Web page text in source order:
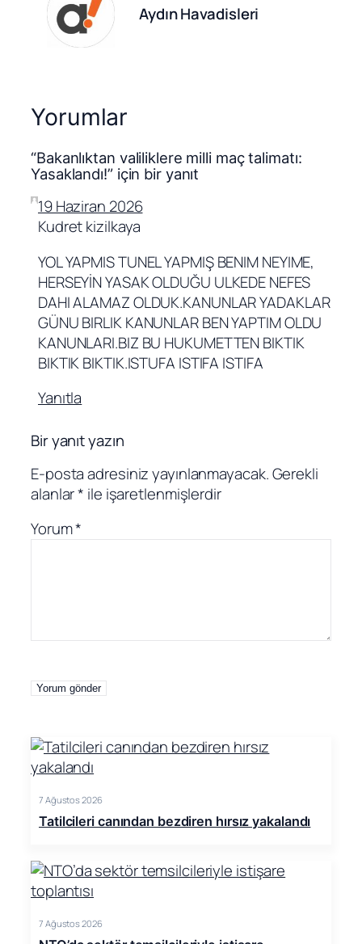
Aydın Havadisleri
Yorumlar
“Bakanlıktan valiliklere milli maç talimatı:
Yasaklandı!” için bir yanıt
19 Haziran 2026
Kudret kizilkaya
YOL YAPMIS TUNEL YAPMIŞ BENIM NEYIME,
HERSEYİN YASAK OLDUĞU ULKEDE NEFES
DAHI ALAMAZ OLDUK.KANUNLAR YADAKLAR
GÜNU BIRLIK KANUNLAR BEN YAPTIM OLDU
KANUNLARI.BIZ BU HUKUMETTEN BIKTIK
BIKTIK BIKTIK.ISTUFA ISTIFA ISTIFA
Yanıtla
Bir yanıt yazın
E-posta adresiniz yayınlanmayacak.Gerekli
alanlar* ile işaretlenmişlerdir
Yorum*
7 Ağustos 2026
Tatilcileri canından bezdiren hırsız yakalandı
7 Ağustos 2026